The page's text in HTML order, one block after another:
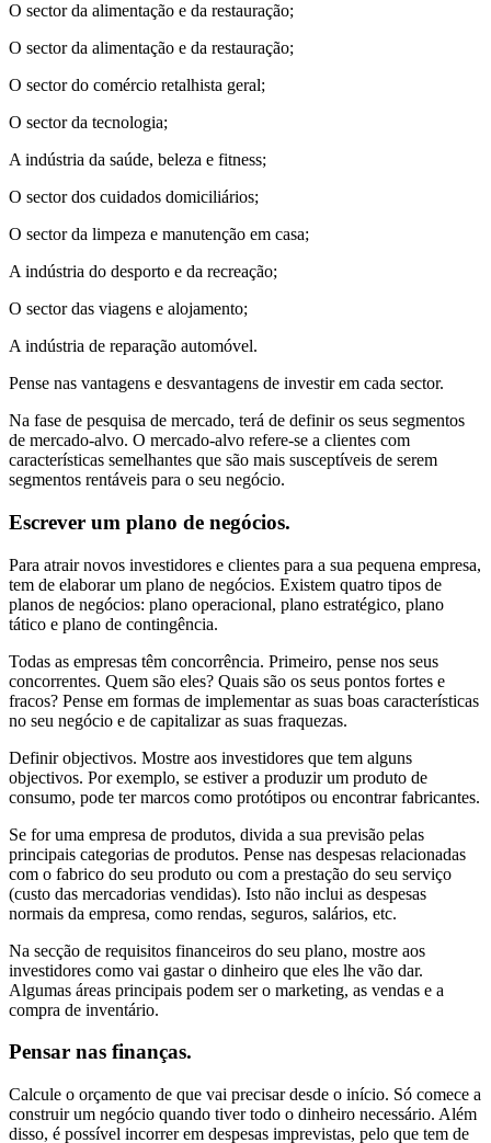
O sector da alimentação e da restauração;
O sector da alimentação e da restauração;
O sector do comércio retalhista geral;
O sector da tecnologia;
A indústria da saúde, beleza e fitness;
O sector dos cuidados domiciliários;
O sector da limpeza e manutenção em casa;
A indústria do desporto e da recreação;
O sector das viagens e alojamento;
A indústria de reparação automóvel.
Pense nas vantagens e desvantagens de investir em cada sector.
Na fase de pesquisa de mercado, terá de definir os seus segmentos
de mercado-alvo. O mercado-alvo refere-se a clientes com
características semelhantes que são mais susceptíveis de serem
segmentos rentáveis para o seu negócio.
Escrever um plano de negócios.
Para atrair novos investidores e clientes para a sua pequena empresa,
tem de elaborar um plano de negócios. Existem quatro tipos de
planos de negócios: plano operacional, plano estratégico, plano
tático e plano de contingência.
Todas as empresas têm concorrência. Primeiro, pense nos seus
concorrentes. Quem são eles? Quais são os seus pontos fortes e
fracos? Pense em formas de implementar as suas boas características
no seu negócio e de capitalizar as suas fraquezas.
Definir objectivos. Mostre aos investidores que tem alguns
objectivos. Por exemplo, se estiver a produzir um produto de
consumo, pode ter marcos como protótipos ou encontrar fabricantes.
Se for uma empresa de produtos, divida a sua previsão pelas
principais categorias de produtos. Pense nas despesas relacionadas
com o fabrico do seu produto ou com a prestação do seu serviço
(custo das mercadorias vendidas). Isto não inclui as despesas
normais da empresa, como rendas, seguros, salários, etc.
Na secção de requisitos financeiros do seu plano, mostre aos
investidores como vai gastar o dinheiro que eles lhe vão dar.
Algumas áreas principais podem ser o marketing, as vendas e a
compra de inventário.
Pensar nas finanças.
Calcule o orçamento de que vai precisar desde o início. Só comece a
construir um negócio quando tiver todo o dinheiro necessário. Além
disso, é possível incorrer em despesas imprevistas, pelo que tem de